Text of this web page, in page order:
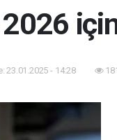
23.01.2025 - 14:28